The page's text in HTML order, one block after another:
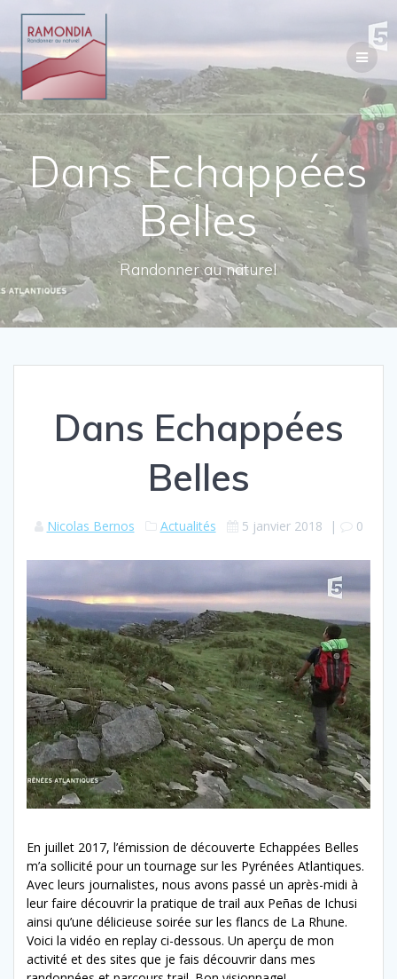
contenu
Dans Echappées
Belles
Randonner au naturel
Dans Echappées
Belles
Nicolas Bernos Actualités 5 janvier 2018 | 0
En juillet 2017, l’émission de découverte Echappées Belles
m’a sollicité pour un tournage sur les Pyrénées Atlantiques.
Avec leurs journalistes, nous avons passé un après-midi à
leur faire découvrir la pratique de trail aux Peñas de Ichusi
ainsi qu’une délicieuse soirée sur les flancs de La Rhune.
Voici la vidéo en replay ci-dessous. Un aperçu de mon
activité et des sites que je fais découvrir dans mes